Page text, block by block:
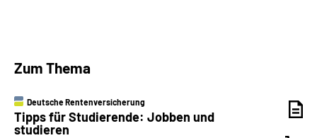
Zum Thema
Deutsche Rentenversicherung
Tipps für Studierende: Jobben und
studieren